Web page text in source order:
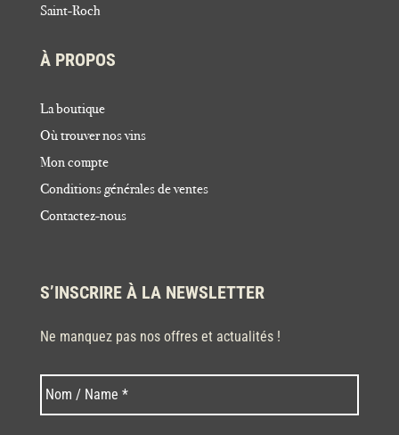
Saint-Roch
À PROPOS
La boutique
Où trouver nos vins
Mon compte
Conditions générales de ventes
Contactez-nous
S’INSCRIRE À LA NEWSLETTER
Ne manquez pas nos offres et actualités !
Nom * Nom